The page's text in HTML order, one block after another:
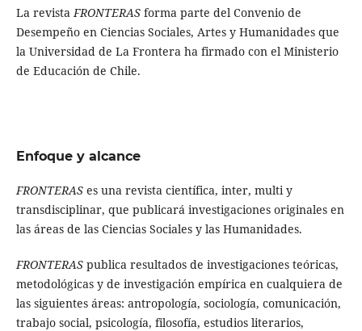
La revistaFRONTERASforma parte del Convenio de
Desempeño en Ciencias Sociales, Artes y Humanidades que
la Universidad de La Frontera ha firmado con el Ministerio
de Educación de Chile.
Enfoque y alcance
FRONTERASes una revista científica, inter, multi y
transdisciplinar, que publicará investigaciones originales en
las áreas de las Ciencias Sociales y las Humanidades.
FRONTERAS publica resultados de investigaciones teóricas,
metodológicas y de investigación empírica en cualquiera de
las siguientes áreas: antropología, sociología, comunicación,
trabajo social, psicología, filosofía, estudios literarios,